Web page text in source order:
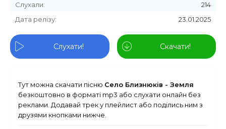
Слухали:
214
Дата релізу:
23.01.2025
Слухати! Скачати!
Тут можна скачати пісню Село Близнюків - Земля
безкоштовно в форматі mp3 або слухати онлайн без
реклами. Додавай трек у плейлист або поділись ним з
друзями кнопками нижче.